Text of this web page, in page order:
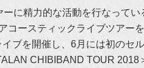
に精力的な活動を行なってい
コースティックライブツアー
ブを開催し、6月には初のセ
CHIBIBAND TOUR 2018